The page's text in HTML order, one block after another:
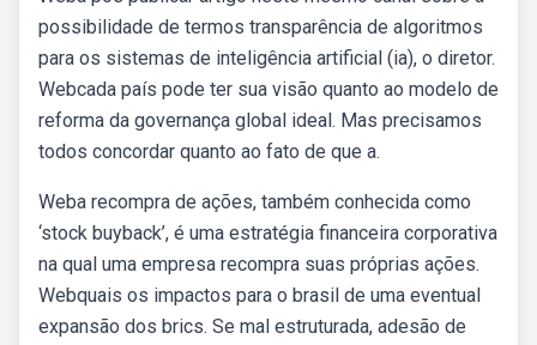
possibilidade de termos transparência de algoritmos
para os sistemas de inteligência artificial (ia), o diretor.
Webcada país pode ter sua visão quanto ao modelo de
reforma da governança global ideal. Mas precisamos
todos concordar quanto ao fato de que a.
Weba recompra de ações, também conhecida como
‘stock buyback’, é uma estratégia financeira corporativa
na qual uma empresa recompra suas próprias ações.
Webquais os impactos para o brasil de uma eventual
expansão dos brics. Se mal estruturada, adesão de